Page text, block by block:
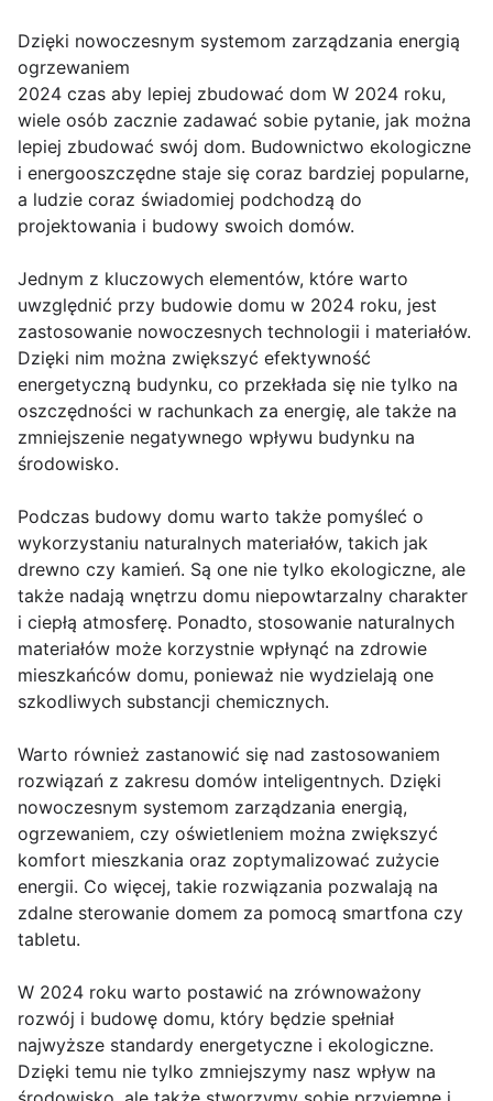
Dzięki nowoczesnym systemom zarządzania energią
ogrzewaniem
2024 czas aby lepiej zbudować dom W 2024 roku,
wiele osób zacznie zadawać sobie pytanie, jak można
lepiej zbudować swój dom. Budownictwo ekologiczne
i energooszczędne staje się coraz bardziej popularne,
a ludzie coraz świadomiej podchodzą do
projektowania i budowy swoich domów.
Jednym z kluczowych elementów, które warto
uwzględnić przy budowie domu w 2024 roku, jest
zastosowanie nowoczesnych technologii i materiałów.
Dzięki nim można zwiększyć efektywność
energetyczną budynku, co przekłada się nie tylko na
oszczędności w rachunkach za energię, ale także na
zmniejszenie negatywnego wpływu budynku na
środowisko.
Podczas budowy domu warto także pomyśleć o
wykorzystaniu naturalnych materiałów, takich jak
drewno czy kamień. Są one nie tylko ekologiczne, ale
także nadają wnętrzu domu niepowtarzalny charakter
i ciepłą atmosferę. Ponadto, stosowanie naturalnych
materiałów może korzystnie wpłynąć na zdrowie
mieszkańców domu, ponieważ nie wydzielają one
szkodliwych substancji chemicznych.
Warto również zastanowić się nad zastosowaniem
rozwiązań z zakresu domów inteligentnych. Dzięki
nowoczesnym systemom zarządzania energią,
ogrzewaniem, czy oświetleniem można zwiększyć
komfort mieszkania oraz zoptymalizować zużycie
energii. Co więcej, takie rozwiązania pozwalają na
zdalne sterowanie domem za pomocą smartfona czy
tabletu.
W 2024 roku warto postawić na zrównoważony
rozwój i budowę domu, który będzie spełniał
najwyższe standardy energetyczne i ekologiczne.
Dzięki temu nie tylko zmniejszymy nasz wpływ na